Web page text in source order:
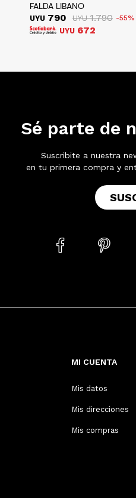
FALDA LIBANO
UYU 790 UYU 1.790 55
UYU 672
MI CUENTA
Mis datos
Mis direcciones
Mis compras
Sé parte de
Suscribite a nuestra
en tu primera compra y
 